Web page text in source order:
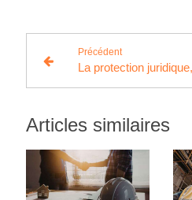
Précédent
Articles similaires